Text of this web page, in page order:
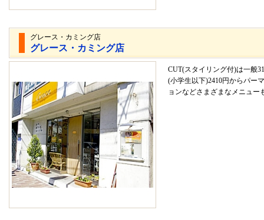
グレース・カミング店
グレース・カミング店
CUT(スタイリング付)は一般
(小学生以下)2410円からパー
ョンなどさまざまなメニュー